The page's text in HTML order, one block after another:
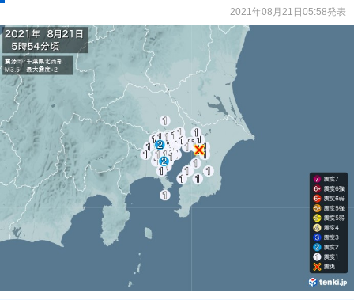
2021年08月21日05:58発表